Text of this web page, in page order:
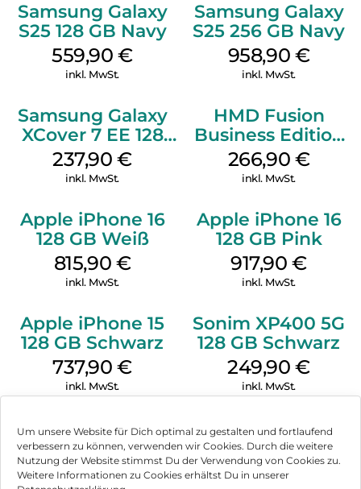
Um unsere Website für Dich optimal zu gestalten und fortlaufend
verbessern zu können, verwenden wir Cookies. Durch die weitere
Nutzung der Website stimmst Du der Verwendung von Cookies zu.
Weitere Informationen zu Cookies erhältst Du in unserer
Samsung Galaxy
S25 128 GB Navy
559,90€
inkl. MwSt.
Samsung Galaxy
S25 256 GB Navy
958,90 €
inkl. MwSt.
Samsung Galaxy
XCover 7 EE 128
GB Black
237,90€
inkl. MwSt.
HMD Fusion
Business Edition
256 GB Grey
266,90 €
inkl. MwSt.
Apple iPhone 16
128 GB Weiß
815,90 €
inkl. MwSt.
Apple iPhone 16
128 GB Pink
917,90€
inkl. MwSt.
Apple iPhone 15
128 GB Schwarz
737,90€
inkl. MwSt.
Sonim XP400 5G
128 GB Schwarz
249,90€
inkl. MwSt.
Impressum